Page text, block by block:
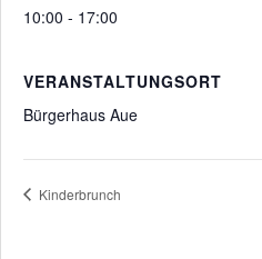
10:00 - 17:00
VERANSTALTUNGSORT
Bürgerhaus Aue
Kinderbrunch